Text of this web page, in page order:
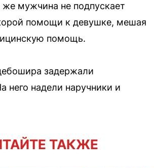
же мужчина не подпускает
помощи к девушке, мешая
помощь.
задержали
него надели наручники и
ТАКЖЕ